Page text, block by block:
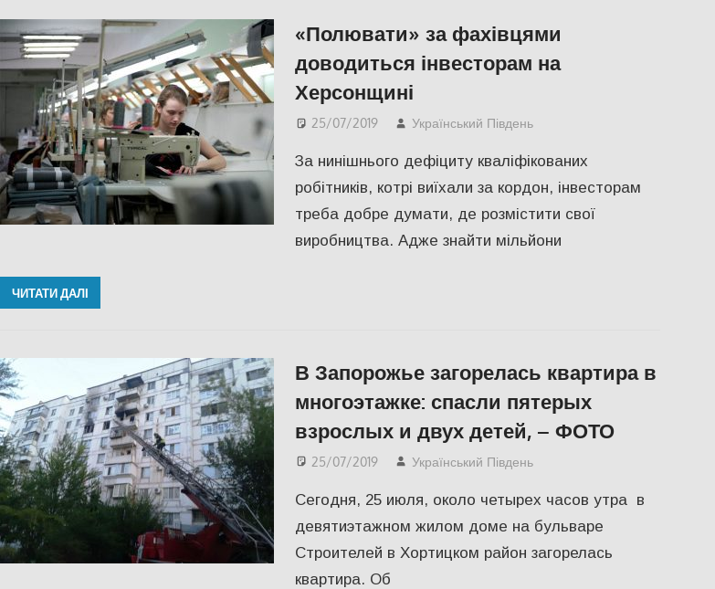
«Полювати» за фахівцями
доводиться інвесторам на
Херсонщині
25/07/2019 Український Південь
За нинішнього дефіциту кваліфікованих
робітників, котрі виїхали за кордон, інвесторам
треба добре думати, де розмістити свої
виробництва. Адже знайти мільйони
ЧИТАТИ ДАЛІ
В Запорожье загорелась квартира в
многоэтажке: спасли пятерых
взрослых и двух детей, – ФОТО
25/07/2019 Український Південь
Сегодня, 25 июля, около четырех часов утра в
девятиэтажном жилом доме на бульваре
Строителей в Хортицком район загорелась
квартира. Об